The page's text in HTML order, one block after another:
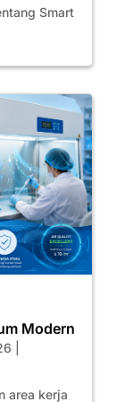
Smart
Modern
area kerja